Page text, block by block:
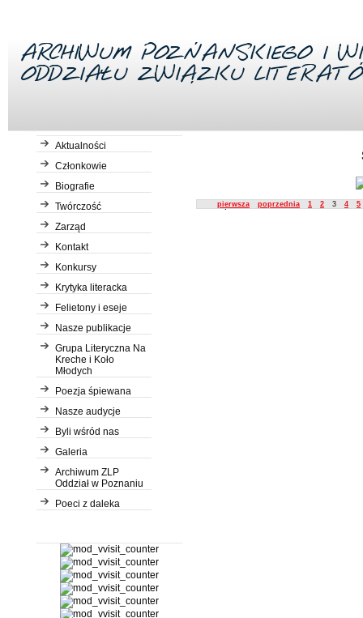
Aktualności
Członkowie
Biografie
Twórczość
Zarząd
Kontakt
Konkursy
Krytyka literacka
Felietony i eseje
Nasze publikacje
Grupa Literyczna Na
Kreche i Koło
Młodych
Poezja śpiewana
Nasze audycje
Byli wśród nas
Galeria
Archiwum ZLP
Oddział w Poznaniu
Poeci z daleka
pierwsza poprzednia 1 2 3 4 5
Description